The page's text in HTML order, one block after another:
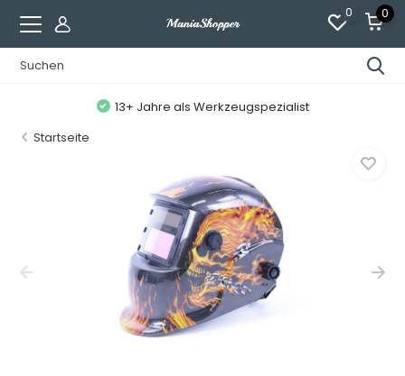
0 0
13+ Jahre als Werkzeugspezialist
Startseite